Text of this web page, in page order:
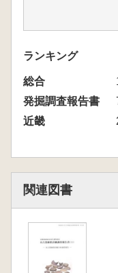
【内容】(発行
兵庫県北部に
な古墳分布調
た旧日高町東部
来、500基あま
回の調査では約
図として収録。
ランキング
総合
発掘調査報告書
近畿
関連図書